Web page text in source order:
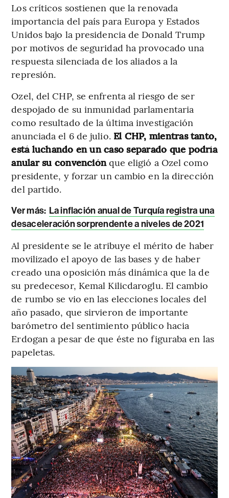
Los críticos sostienen que la renovada
importancia del país para Europa y Estados
Unidos bajo la presidencia de Donald Trump
por motivos de seguridad ha provocado una
respuesta silenciada de los aliados a la
represión.
Ozel, del CHP, se enfrenta al riesgo de ser
despojado de su inmunidad parlamentaria
como resultado de la última investigación
anunciada el 6 de julio. El CHP, mientras tanto,
está luchando en un caso separado que podría
anular su convenciónque eligió a Ozel como
presidente, y forzar un cambio en la dirección
del partido.
Ver más: La inflación anual de Turquía registra una
desaceleración sorprendente a niveles de 2021
Al presidente se le atribuye el mérito de haber
movilizado el apoyo de las bases y de haber
creado una oposición más dinámica que la de
su predecesor, Kemal Kilicdaroglu. El cambio
de rumbo se vio en las elecciones locales del
año pasado, que sirvieron de importante
barómetro del sentimiento público hacia
Erdogan a pesar de que éste no figuraba en las
papeletas.